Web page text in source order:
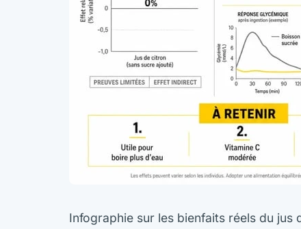
Infographie sur les bienfaits réels du